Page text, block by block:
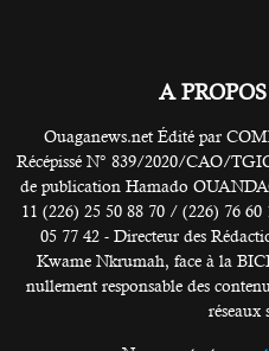
A
Ouaganews.net Édité par
Récépissé N° 839/2020/CAO/
de publication Hamado
11 (226) 25 50 88 70 / (226) 76
05 77 42 - Directeur des
Kwame Nkrumah, face à la
nullement responsable des
réseaux